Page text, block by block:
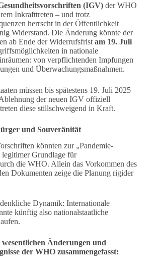
(IGV) der WHO
Inkrafttreten – und trotz
herrscht in der Öffentlichkeit
Widerstand. Die Änderung könnte der
ab Ende der Widerrufsfrist am 19. Juli
in nationale
von verpflichtenden Impfungen
und Überwachungsmaßnahmen.
müssen bis spätestens 19. Juli 2025
der neuen IGV offiziell
diese stillschweigend in Kraft.
und Souveränität
könnten zur „Pandemie-
Grundlage für
die WHO. Allein das Vorkommen des
Dokumenten zeige die Planung rigider
Dynamik: Internationale
künftig also nationalstaatliche
Änderungen und
der WHO zusammengefasst: